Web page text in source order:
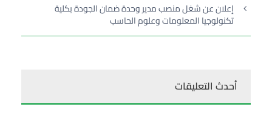
إعلان عن شغل منصب مدير وحدة ضمان الجودة بكلية
تكنولوجيا المعلومات وعلوم الحاسب
أحدث التعليقات